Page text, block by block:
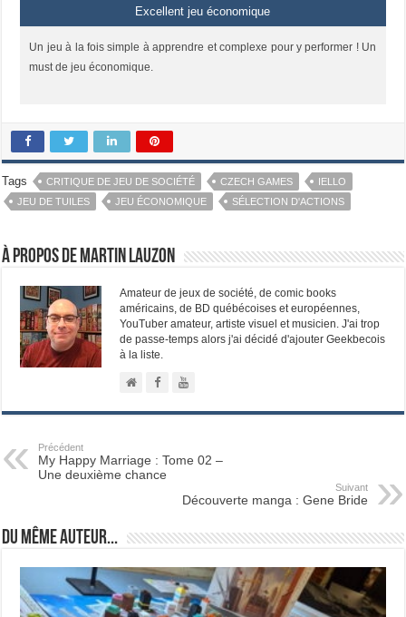
Excellent jeu économique
Un jeu à la fois simple à apprendre et complexe pour y performer ! Un
must de jeu économique.
Tags CRITIQUE DE JEU DE SOCIÉTÉ CZECH GAMES
IELLO
JEU DE TUILES
JEU ÉCONOMIQUE SÉLECTION D'ACTIONS
À propos de Martin Lauzon
Amateur de jeux de société, de comic books
américains, de BD québécoises et européennes,
YouTuber amateur, artiste visuel et musicien. J'ai trop
de passe-temps alors j'ai décidé d'ajouter Geekbecois
à la liste.
Précédent
My Happy Marriage : Tome 02 –
Une deuxième chance
Suivant
Découverte manga : Gene Bride
Du même auteur...